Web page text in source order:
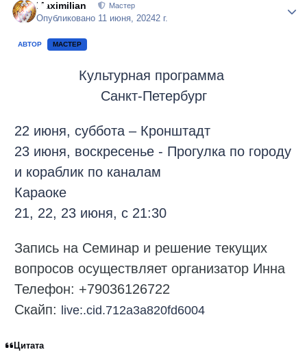
Maximilian Мастер
Опубликовано 11 июня, 20242 г.
АВТОР МАСТЕР
Культурная программа
Санкт-Петербург
22 июня, суббота – Кронштадт
23 июня, воскресенье - Прогулка по городу
и кораблик по каналам
Караоке
21, 22, 23 июня, с 21:30
Запись на Семинар и решение текущих
вопросов осуществляет организатор Инна
Телефон: +79036126722
Скайп: live:.cid.712a3a820fd6004
Цитата